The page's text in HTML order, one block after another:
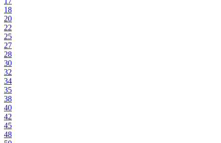
18
20
22
25
27
28
30
32
34
35
38
40
42
45
48